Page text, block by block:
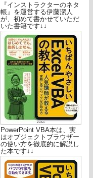
『インストラクターのネタ
帳』を運営する伊藤潔人
が、初めて書かせていただ
いた書籍です↓↓
PowerPoint VBA本は、実
はオブジェクトブラウザー
の使い方を徹底的に解説し
た本です↓↓